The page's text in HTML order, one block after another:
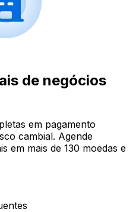
de negócios
em pagamento
cambial. Agende
em mais de 130 moedas e